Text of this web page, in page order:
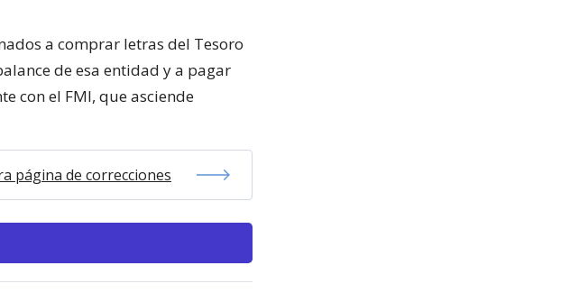
a comprar letras del Tesoro
de esa entidad y a pagar
con el FMI, que asciende
página de correcciones